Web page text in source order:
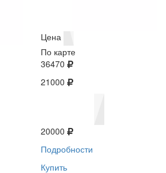
Цена
По карте
36470
21000
20000
Подробности
Купить